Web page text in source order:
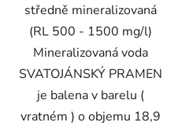
středně mineralizovaná
(RL 500 - 1500 mg/l)
Mineralizovaná voda
SVATOJÁNSKÝ PRAMEN
je balena v barelu (
vratném ) o objemu 18,9